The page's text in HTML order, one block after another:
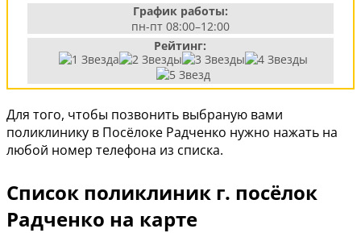
График работы:
пн-пт 08:00–12:00
Рейтинг:
Для того, чтобы позвонить выбраную вами
поликлинику в Посёлоке Радченко нужно нажать на
любой номер телефона из списка.
Список поликлиник г. посёлок
Радченко на карте